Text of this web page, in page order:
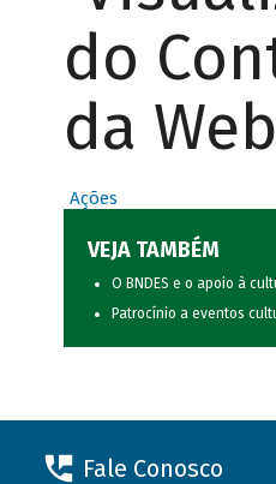
do
da Web
Ações
VEJA TAMBÉM
O BNDES e o apoio à
Patrocínio a eventos
Fale Conosco